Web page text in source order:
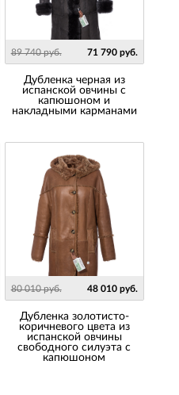
89 740 руб. 71 790 руб.
Дубленка черная из
испанской овчины с
капюшоном и
накладными карманами
80 010 руб. 48 010 руб.
Дубленка золотисто-
коричневого цвета из
испанской овчины
свободного силуэта с
капюшоном